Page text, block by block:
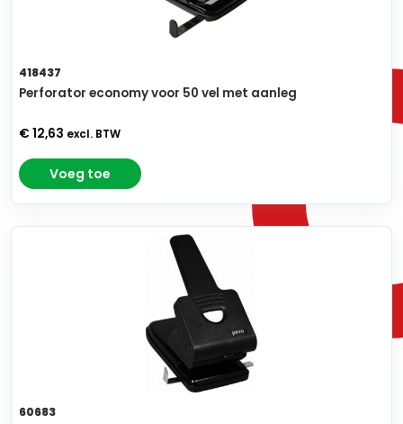
418437
Perforator economy voor 50 vel met aanleg
€ 12,63 excl. BTW
Voeg toe
60683